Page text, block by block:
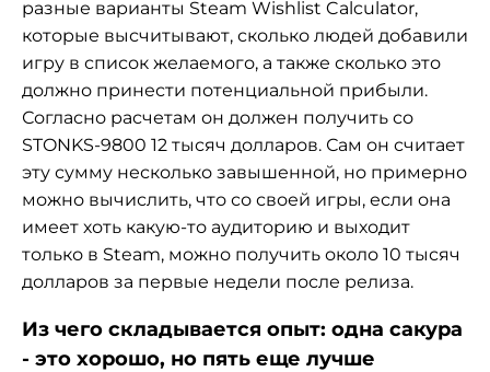
разные варианты Steam Wishlist Calculator,
которые высчитывают, сколько людей добавили
игру в список желаемого, а также сколько это
должно принести потенциальной прибыли.
Согласно расчетам он должен получить со
STONKS-9800 12 тысяч долларов. Сам он считает
эту сумму несколько завышенной, но примерно
можно вычислить, что со своей игры, если она
имеет хоть какую-то аудиторию и выходит
только в Steam, можно получить около 10 тысяч
долларов за первые недели после релиза.
Из чего складывается опыт: одна сакура
- это хорошо, но пять еще лучше